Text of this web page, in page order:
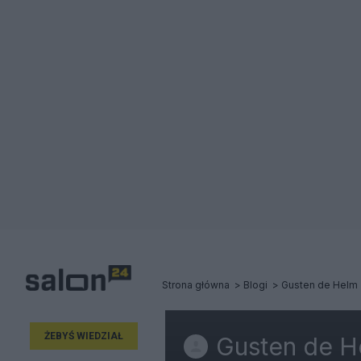
Strona główna Blogi Gusten de Helm
ŻEBYŚ WIEDZIAŁ Gusten de